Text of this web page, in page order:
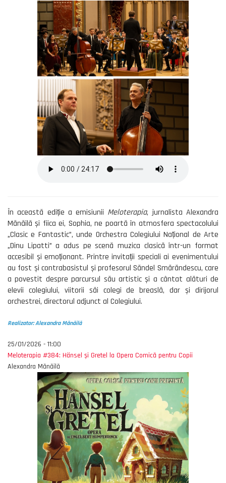
În această ediție a emisiunii Meloterapia, jurnalista Alexandra
Mănăilă și fiica ei, Sophia, ne poartă în atmosfera spectacolului
„Clasic e Fantastic”, unde Orchestra Colegiului Național de Arte
„Dinu Lipatti” a adus pe scenă muzica clasică într-un format
accesibil și emoționant. Printre invitații speciali ai evenimentului
au fost și contrabasistul și profesorul Săndel Smărăndescu, care
a povestit despre parcursul său artistic și a cântat alături de
elevii colegiului, viitorii săi colegi de breaslă, dar și dirijorul
orchestrei, directorul adjunct al Colegiului.
Realizator: Alexandra Mănăilă
25/01/2026 - 11:00
Meloterapia #384: Hänsel și Gretel la Opera Comică pentru Copii
Alexandra Mănăilă